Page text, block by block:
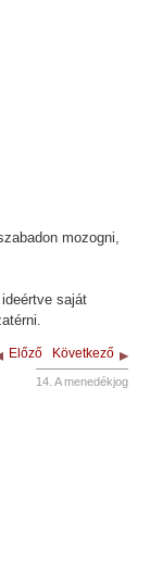
mozogni,
saját
Előző Következő
14. A menedékjog